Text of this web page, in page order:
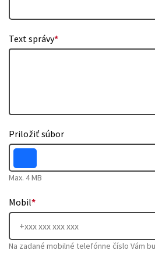
Text správy*
Priložiť súbor
Max. 4 MB
Mobil*
Na zadané mobilné telefónne číslo Vám